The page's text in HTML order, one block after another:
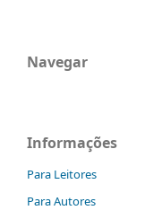
Navegar
Informações
Para Leitores
Para Autores